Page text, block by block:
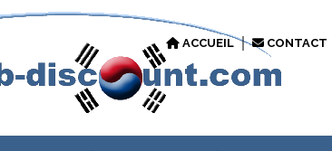
ACCUEIL CONTACT